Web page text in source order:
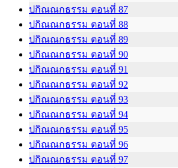
ปกิณณกธรรม ตอนที่ 87
ปกิณณกธรรม ตอนที่ 88
ปกิณณกธรรม ตอนที่ 89
ปกิณณกธรรม ตอนที่ 90
ปกิณณกธรรม ตอนที่ 91
ปกิณณกธรรม ตอนที่ 92
ปกิณณกธรรม ตอนที่ 93
ปกิณณกธรรม ตอนที่ 94
ปกิณณกธรรม ตอนที่ 95
ปกิณณกธรรม ตอนที่ 96
ปกิณณกธรรม ตอนที่ 97